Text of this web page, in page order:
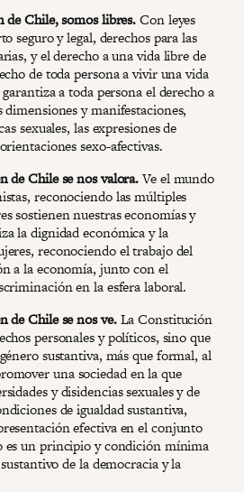
Chile, somos libres.Con leyes
seguro y legal, derechos para las
y el derecho a una vida libre de
de toda persona a vivir una vida
a toda persona el derecho a
y manifestaciones,
sexuales, las expresiones de
sexo-afectivas.
de Chile se nos valora.Ve el mundo
reconociendo las múltiples
sostienen nuestras economías y
la dignidad económica y la
reconociendo el trabajo del
a la economía, junto con el
en la esfera laboral.
de Chile se nos ve.La Constitución
personales y políticos, sino que
sustantiva, más que formal, al
una sociedad en la que
y disidencias sexuales y de
de igualdad sustantiva,
efectiva en el conjunto
es un principio y condición mínima
de la democracia y la